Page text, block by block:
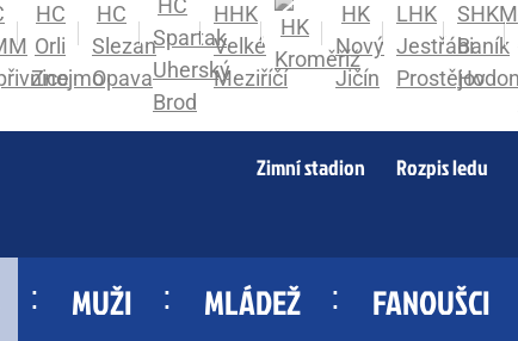
Zimní stadion Rozpis ledu
MUŽI MLÁDEŽ FANOUŠCI